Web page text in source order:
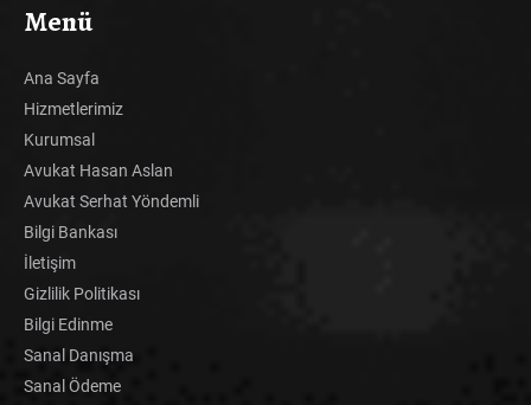
Menü
Ana Sayfa
Hizmetlerimiz
Kurumsal
Avukat Hasan Aslan
Avukat Serhat Yöndemli
Bilgi Bankası
İletişim
Gizlilik Politikası
Bilgi Edinme
Sanal Danışma
Sanal Ödeme